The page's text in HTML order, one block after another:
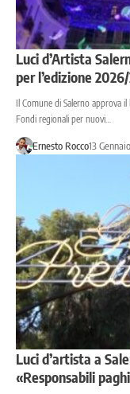
Luci d’Artista
per l’edizione
Il Comune di Salerno approva
Fondi regionali per nuovi…
Ernesto Rocco13
Luci d’artista a
«Responsabili